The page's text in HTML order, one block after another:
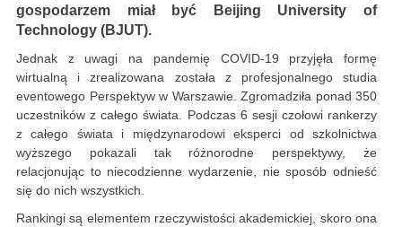
gospodarzem miał być Beijing University of
Technology (BJUT).
Jednak z uwagi na pandemię COVID-19 przyjęła formę
wirtualną i zrealizowana została z profesjonalnego studia
eventowego Perspektyw w Warszawie. Zgromadziła ponad 350
uczestników z całego świata. Podczas 6 sesji czołowi rankerzy
z całego świata i międzynarodowi eksperci od szkolnictwa
wyższego pokazali tak różnorodne perspektywy, że
relacjonując to niecodzienne wydarzenie, nie sposób odnieść
się do nich wszystkich.
Rankingi są elementem rzeczywistości akademickiej, skoro ona